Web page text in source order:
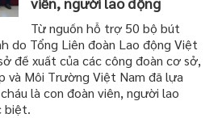
Từ nguồn hỗ trợ 50 bộ bút
do Tổng Liên đoàn Lao động Việt
đề xuất của các công đoàn cơ sở,
và Môi Trường Việt Nam đã lựa
là con đoàn viên, người lao
biệt.